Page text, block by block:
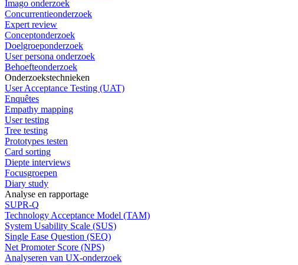
Imago onderzoek
Concurrentieonderzoek
Expert review
Conceptonderzoek
Doelgroeponderzoek
User persona onderzoek
Behoefteonderzoek
Onderzoekstechnieken
User Acceptance Testing (UAT)
Enquêtes
Empathy mapping
User testing
Tree testing
Prototypes testen
Card sorting
Diepte interviews
Focusgroepen
Diary study
Analyse en rapportage
SUPR-Q
Technology Acceptance Model (TAM)
System Usability Scale (SUS)
Single Ease Question (SEQ)
Net Promoter Score (NPS)
Analyseren van UX-onderzoek